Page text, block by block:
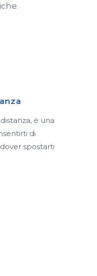
è una
di
spostarti